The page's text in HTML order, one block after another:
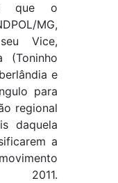
que o
MG,
Vice,
(Toninho
e
para
regional
daquela
a
2011.